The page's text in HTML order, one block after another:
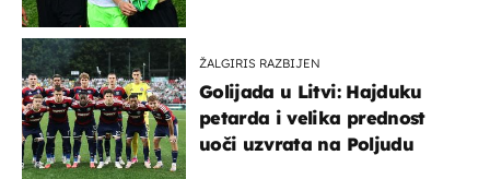
ŽALGIRIS RAZBIJEN
Golijada u Litvi: Hajduku
petarda i velika prednost
uoči uzvrata na Poljudu